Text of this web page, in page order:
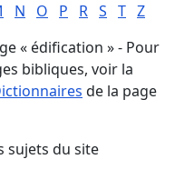
N O P R S T Z
« édification » - Pour
bibliques, voir la
de la page
sujets du site